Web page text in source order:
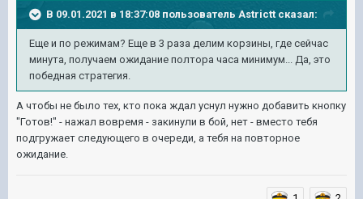
В 09.01.2021 в 18:37:08 пользователь Astrictt сказал:
Еще и по режимам? Еще в 3 раза делим корзины, где сейчас
минута, получаем ожидание полтора часа минимум... Да, это
победная стратегия.
А чтобы не было тех, кто пока ждал уснул нужно добавить кнопку
"Готов!" - нажал вовремя - закинули в бой, нет - вместо тебя
подгружает следующего в очереди, а тебя на повторное
ожидание.